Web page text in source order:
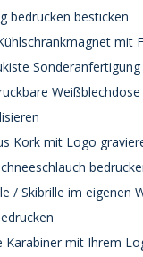
bedrucken besticken
mit
Weißblechdose
Kork mit Logo
/ Skibrille im eigenen
Karabiner mit Ihrem